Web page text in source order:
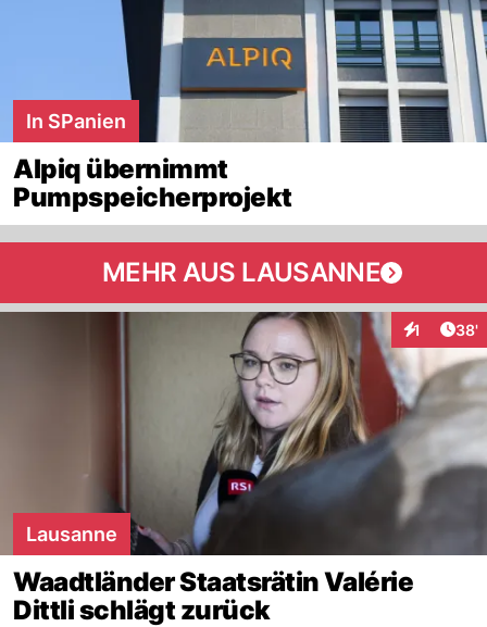
In SPanien
Alpiq übernimmt
Pumpspeicherprojekt
MEHR AUS LAUSANNE
1 38'
Lausanne
Waadtländer Staatsrätin Valérie
Dittli schlägt zurück